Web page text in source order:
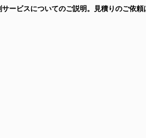
ービスについてのご説明。見積りのご依頼